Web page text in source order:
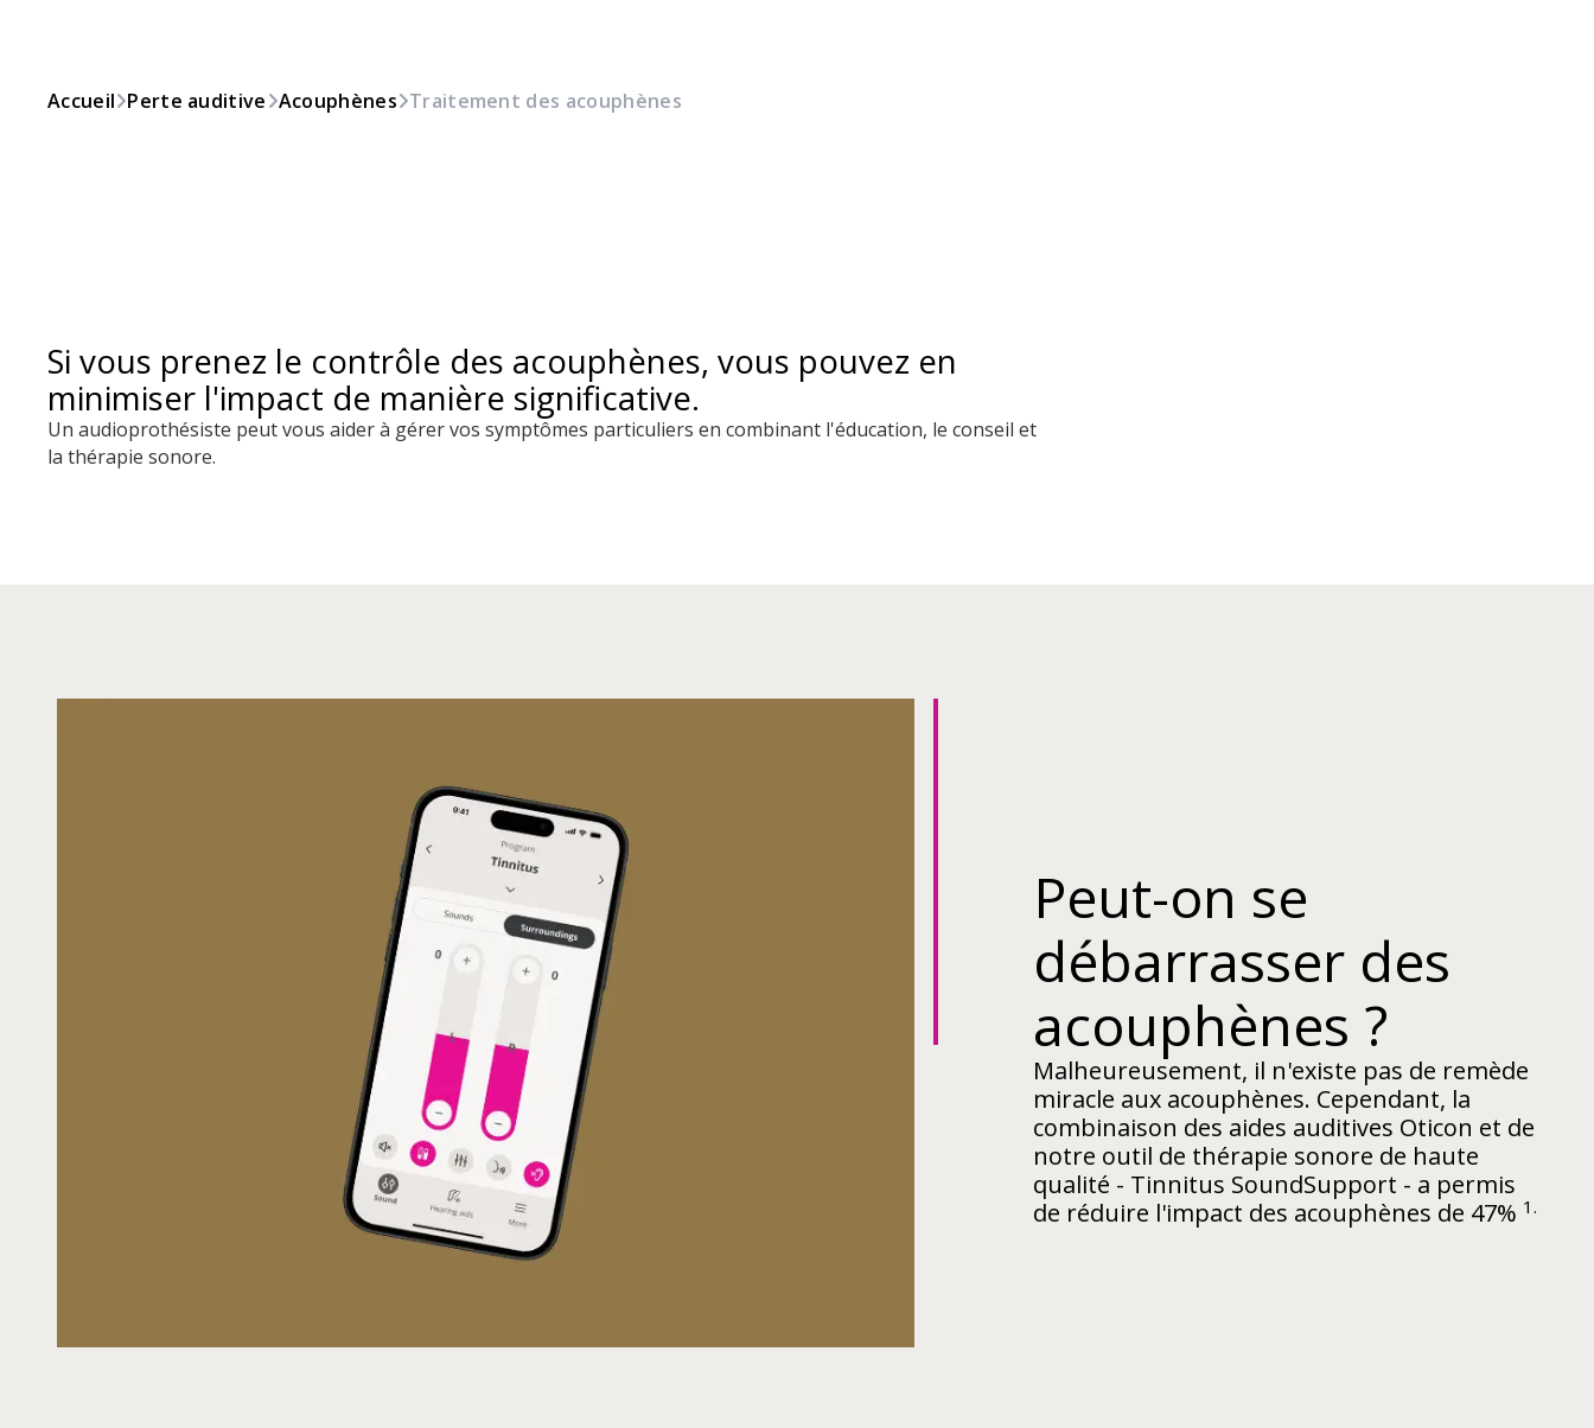
Accueil Perte auditive Acouphènes Traitement des acouphènes
Si vous prenez le contrôle des acouphènes, vous pouvez en
minimiser l'impact de manière significative.
Un audioprothésiste peut vous aider à gérer vos symptômes particuliers en combinant l'éducation, le conseil et
la thérapie sonore.
Peut-on se
débarrasser des
acouphènes ?
Malheureusement, il n'existe pas de remède
miracle aux acouphènes. Cependant, la
combinaison des aides auditives Oticon et de
notre outil de thérapie sonore de haute
qualité - Tinnitus SoundSupport - a permis
de réduire l'impact des acouphènes de 47% 1.